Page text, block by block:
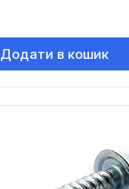
Додати в кошик